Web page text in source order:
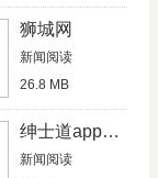
狮城网
新闻阅读
26.8 MB
绅士道app2019破解版
新闻阅读